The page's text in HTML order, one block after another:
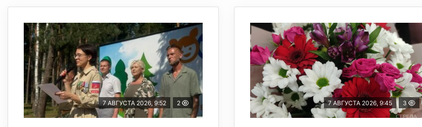
7 АВГУСТА 2026, 9:52 2 7 АВГУСТА 2026, 9:45 3